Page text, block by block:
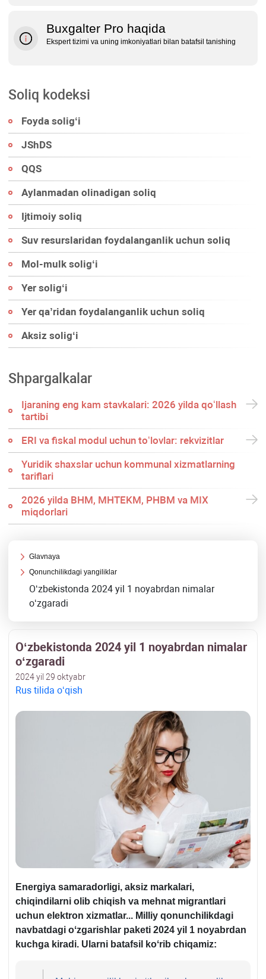
Buxgalter Pro haqida
Ekspert tizimi va uning imkoniyatlari bilan batafsil tanishing
Soliq kodeksi
Foyda soligʻi
JShDS
QQS
Aylanmadan olinadigan soliq
Ijtimoiy soliq
Suv resurslaridan foydalanganlik uchun soliq
Mol-mulk soligʻi
Yer soligʻi
Yer qa’ridan foydalanganlik uchun soliq
Aksiz soligʻi
Shpargalkalar
Ijaraning eng kam stavkalari: 2026 yilda qoʻllash
tartibi
ERI va fiskal modul uchun toʻlovlar: rekvizitlar
Yuridik shaхslar uchun kommunal хizmatlarning
tariflari
2026 yilda BHM, MHTEKM, PHBM va MIX
miqdorlari
Glavnaya
Qonunchilikdagi yangiliklar
Oʻzbekistonda 2024 yil 1 noyabrdan nimalar
oʻzgaradi
Oʻzbekistonda 2024 yil 1 noyabrdan nimalar
oʻzgaradi
2024 yil 29 oktyabr
Rus tilida oʻqish
Energiya samaradorligi, aksiz markalari,
chiqindilarni olib chiqish va mehnat migrantlari
uchun elektron хizmatlar... Milliy qonunchilikdagi
navbatdagi oʻzgarishlar paketi 2024 yil 1 noyabrdan
kuchga kiradi. Ularni batafsil koʻrib chiqamiz: